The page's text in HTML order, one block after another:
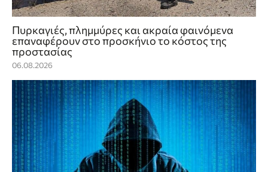
Πυρκαγιές, πλημμύρες και ακραία φαινόμενα
επαναφέρουν στο προσκήνιο το κόστος της
προστασίας
06.08.2026